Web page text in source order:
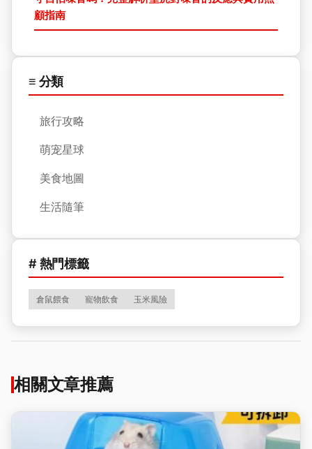
顧指南
≡ 分類
旅行攻略
萌宠星球
美食地圖
生活隨筆
# 熱門標籤
倉鼠餵食 寵物飲食 玉米風險
相關文章推薦